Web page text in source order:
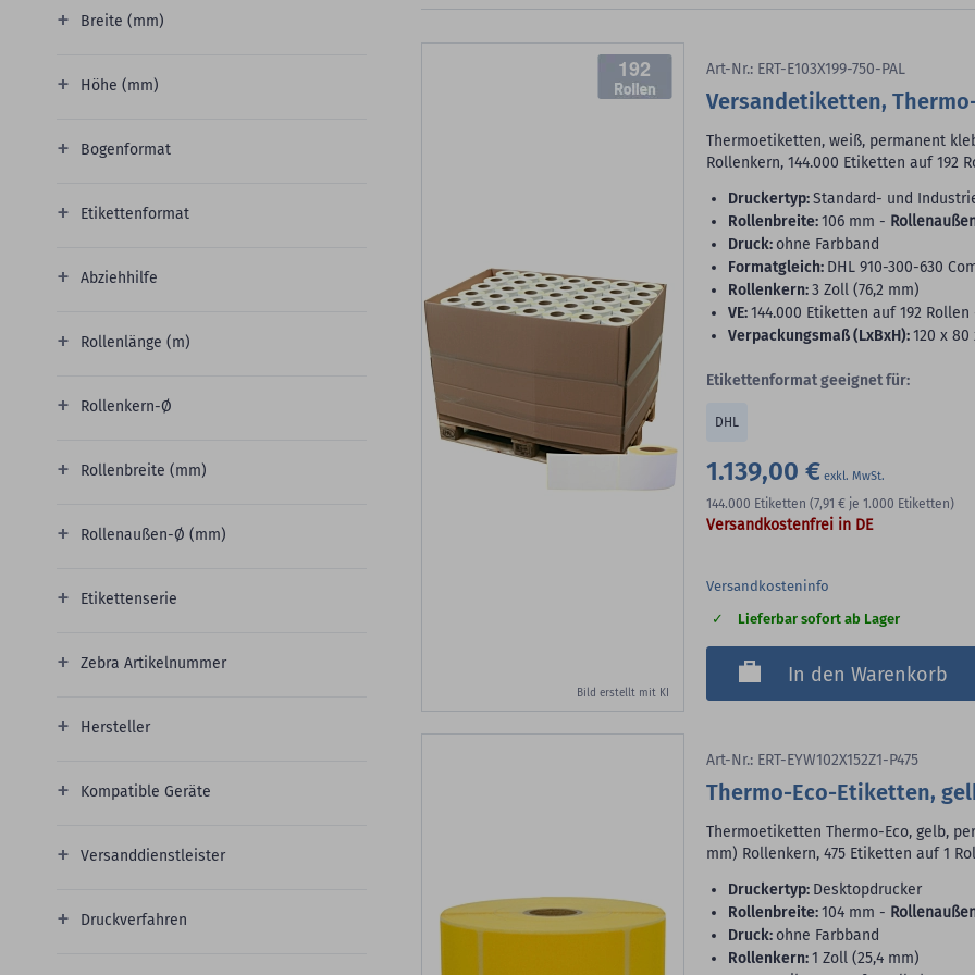
192
Bild erstellt mit KI
Art-Nr.: ERT-E103X199-750-PAL
Versandetiketten,
Thermoetiketten, weiß, permanent
Rollenkern, 144.000 Etiketten auf 192
Druckertyp:Standard- und
Rollenbreite:106 mm -
Druck: ohne Farbband
Formatgleich: DHL 910-300-630
Rollenkern:3 Zoll (76,2 mm)
VE:144.000 Etiketten auf 192
Verpackungsmaß (LxBxH):120 x 80
Etikettenformat geeignet für:
DHL
1.139,00 €
144.000 Etiketten (7,91 € je 1.000 Etiketten)
Versandkostenfrei in DE
Versandkosteninfo
Lieferbar sofort ab Lager
In den Warenkorb
Art-Nr.: ERT-EYW102X152Z1-P475
Thermo-Eco-Etiketten,
Thermoetiketten Thermo-Eco, gelb,
mm) Rollenkern, 475 Etiketten auf 1
Druckertyp: Desktopdrucker
Rollenbreite:104 mm -
Druck: ohne Farbband
Rollenkern:1 Zoll (25,4 mm)
Breite (mm)
Höhe (mm)
Bogenformat
Etikettenformat
Abziehhilfe
Rollenlänge (m)
Rollenkern-Ø
Rollenbreite (mm)
Rollenaußen-Ø (mm)
Etikettenserie
Zebra Artikelnummer
Hersteller
Kompatible Geräte
Versanddienstleister
Druckverfahren